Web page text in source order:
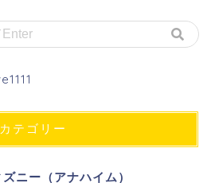
カテゴリー
ニー（アナハイム）